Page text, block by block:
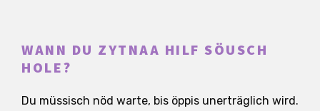
WANN DU ZYTNAA HILF SÖUSCH
HOLE?
Du müssisch nöd warte, bis öppis unerträglich wird.